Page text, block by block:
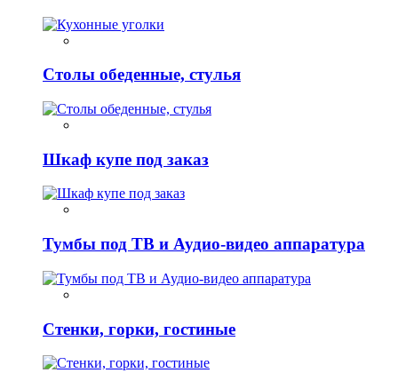
Столы обеденные, стулья
Шкаф купе под заказ
Тумбы под ТВ и Аудио-видео аппаратура
Стенки, горки, гостиные